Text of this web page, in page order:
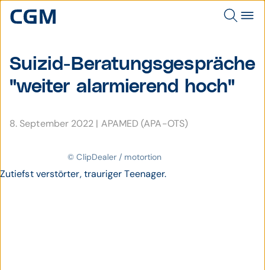
Suizid-Beratungs­gespräche
"weiter alarmie­rend hoch"
8. September 2022 | APAMED (APA-OTS)
© ClipDealer / motortion
Zutiefst verstörter, trauriger Teenager.